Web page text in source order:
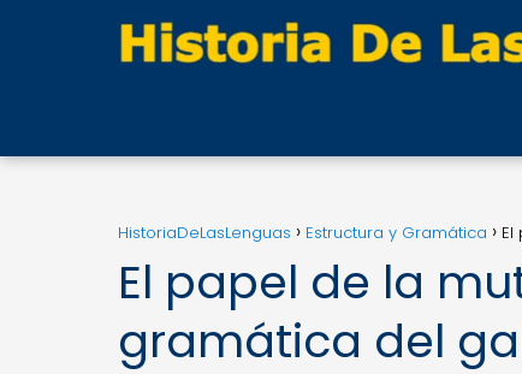
HistoriaDeLasLenguas Estructura y Gramática
El papel de la
gramática del